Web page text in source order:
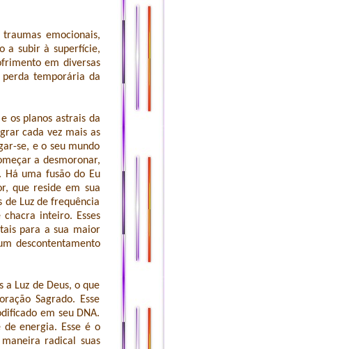
emocionais,
a subir à superfície,
em diversas
perda temporária da
os planos astrais da
cada vez mais as
se, e o seu mundo
a desmoronar,
Há uma fusão do Eu
que reside em sua
de Luz de frequência
inteiro. Esses
para a sua maior
descontentamento
Luz de Deus, o que
Sagrado. Esse
em seu DNA.
energia. Esse é o
radical suas